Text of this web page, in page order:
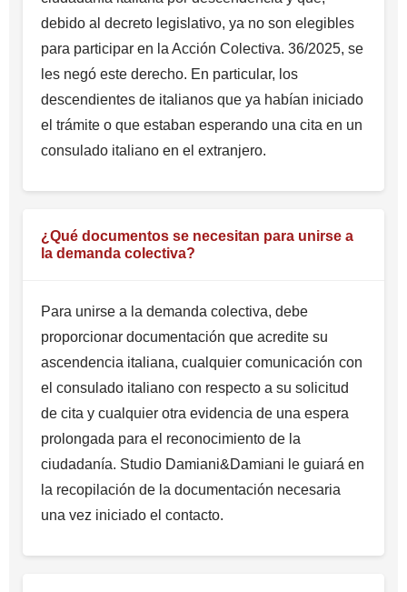
debido al decreto legislativo, ya no son elegibles
para participar en la Acción Colectiva. 36/2025, se
les negó este derecho. En particular, los
descendientes de italianos que ya habían iniciado
el trámite o que estaban esperando una cita en un
consulado italiano en el extranjero.
¿Qué documentos se necesitan para unirse a
la demanda colectiva?
Para unirse a la demanda colectiva, debe
proporcionar documentación que acredite su
ascendencia italiana, cualquier comunicación con
el consulado italiano con respecto a su solicitud
de cita y cualquier otra evidencia de una espera
prolongada para el reconocimiento de la
ciudadanía. Studio Damiani&Damiani le guiará en
la recopilación de la documentación necesaria
una vez iniciado el contacto.